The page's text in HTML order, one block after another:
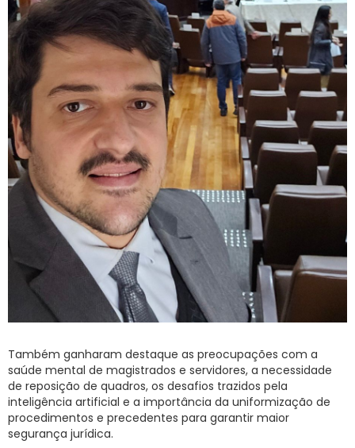
Também ganharam destaque as preocupações com a
saúde mental de magistrados e servidores, a necessidade
de reposição de quadros, os desafios trazidos pela
inteligência artificial e a importância da uniformização de
procedimentos e precedentes para garantir maior
segurança jurídica.